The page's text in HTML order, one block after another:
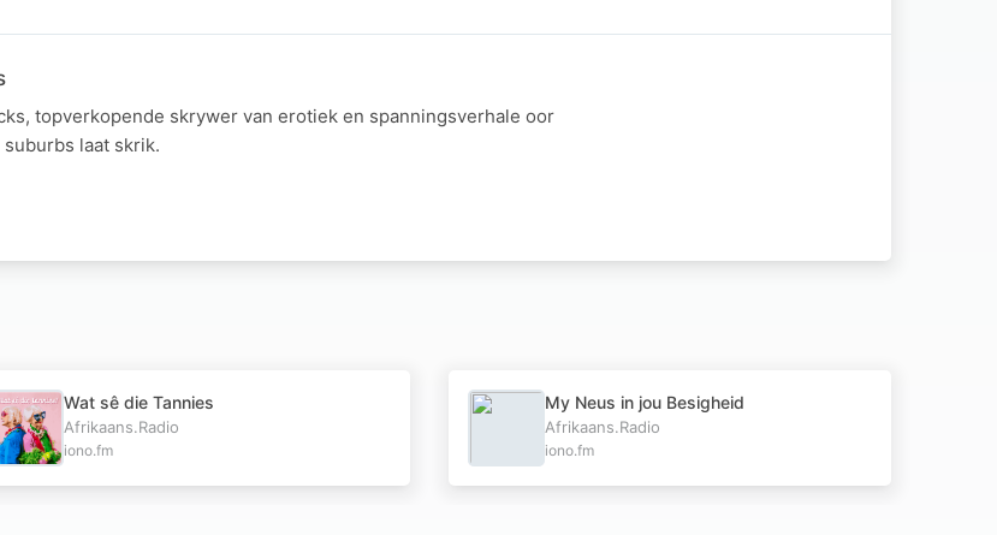
topverkopende skrywer van erotiek en spanningsverhale oor
laat skrik.
Wat sê die Tannies
Afrikaans.Radio
iono.fm
My Neus in jou Besigheid
Afrikaans.Radio
iono.fm